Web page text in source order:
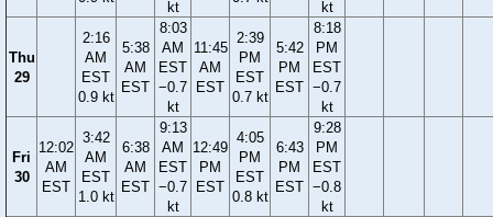
kt
kt
Thu
29
2:16
AM
EST
0.9 kt
5:38
AM
EST
8:03
AM
EST
−0.7
kt
11:45
AM
EST
2:39
PM
EST
0.7 kt
5:42
PM
EST
8:18
PM
EST
−0.7
kt
Fri
30
12:02
AM
EST
3:42
AM
EST
1.0 kt
6:38
AM
EST
9:13
AM
EST
−0.7
kt
12:49
PM
EST
4:05
PM
EST
0.8 kt
6:43
PM
EST
9:28
PM
EST
−0.8
kt